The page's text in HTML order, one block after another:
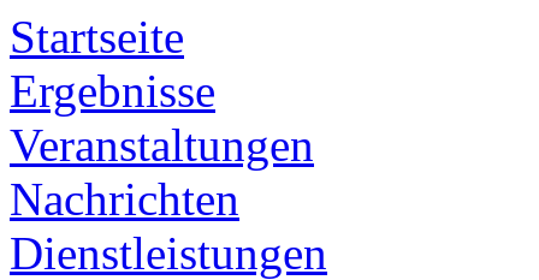
Startseite
Ergebnisse
Veranstaltungen
Nachrichten
Dienstleistungen